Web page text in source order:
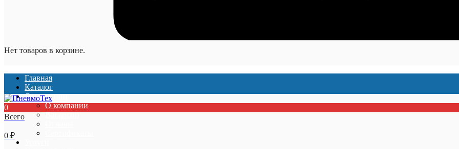
Нет товаров в корзине.
Главная
Каталог
О компании
О компании
Вакансии
0
Всего
0 ₽